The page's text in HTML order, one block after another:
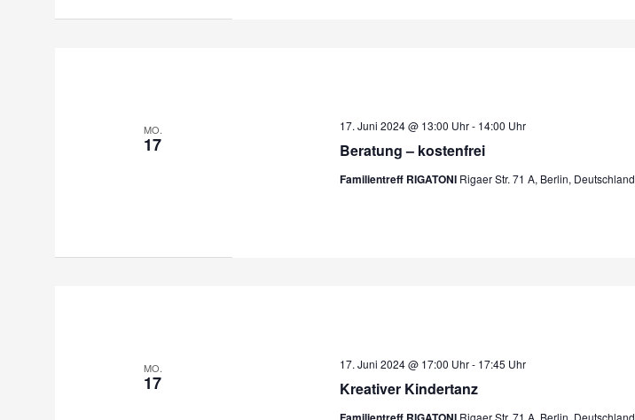
MO.
17 Beratung – kostenfrei
17. Juni 2024 @ 13:00 Uhr- 14:00 Uhr
Familientreff RIGATONI Rigaer Str. 71 A, Berlin, Deutschland
MO.
17 Kreativer Kindertanz
17. Juni 2024 @ 17:00 Uhr- 17:45 Uhr
Rigaer Str. 71 A, Berlin, Deutschland